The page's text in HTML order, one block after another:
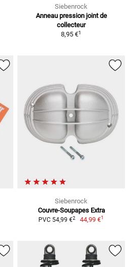
Siebenrock
Anneau pression joint de
collecteur
8,95 €1
Siebenrock
Couvre-Soupapes Extra
PVC 54,99 €2 44,99 €1